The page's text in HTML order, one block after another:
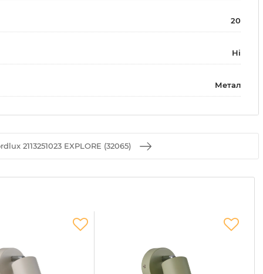
20
Ні
Метал
2113251023 EXPLORE (32065)